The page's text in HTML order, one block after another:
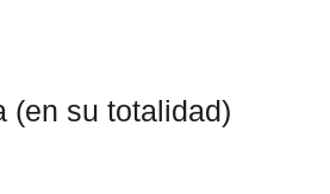
(en su totalidad)